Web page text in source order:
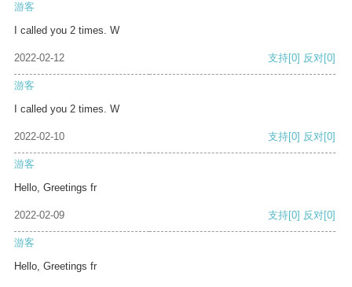
游客
I called you 2 times. W
2022-02-12 支持[0] 反对[0]
游客
I called you 2 times. W
2022-02-10 支持[0] 反对[0]
游客
Hello, Greetings fr
2022-02-09 支持[0] 反对[0]
游客
Hello, Greetings fr